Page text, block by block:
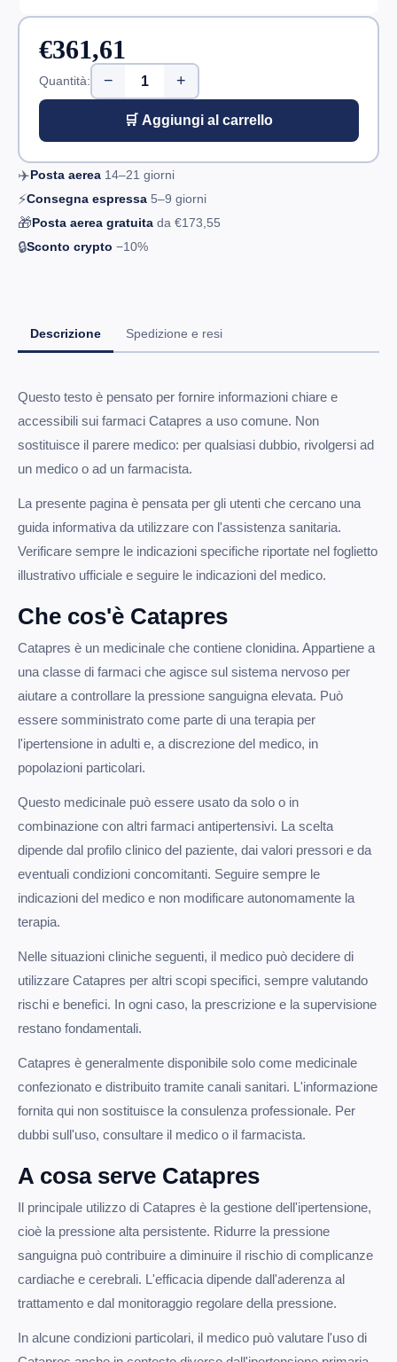
€361,61
Quantità: − +
🛒 Aggiungi al carrello
✈️Posta aerea 14–21 giorni
⚡Consegna espressa 5–9 giorni
🎁Posta aerea gratuita da €173,55
🔒Sconto crypto −10%
Descrizione Spedizione e resi
Questo testo è pensato per fornire informazioni chiare e
accessibili sui farmaci Catapres a uso comune. Non
sostituisce il parere medico: per qualsiasi dubbio, rivolgersi ad
un medico o ad un farmacista.
La presente pagina è pensata per gli utenti che cercano una
guida informativa da utilizzare con l'assistenza sanitaria.
Verificare sempre le indicazioni specifiche riportate nel foglietto
illustrativo ufficiale e seguire le indicazioni del medico.
Che cos'è Catapres
Catapres è un medicinale che contiene clonidina. Appartiene a
una classe di farmaci che agisce sul sistema nervoso per
aiutare a controllare la pressione sanguigna elevata. Può
essere somministrato come parte di una terapia per
l'ipertensione in adulti e, a discrezione del medico, in
popolazioni particolari.
Questo medicinale può essere usato da solo o in
combinazione con altri farmaci antipertensivi. La scelta
dipende dal profilo clinico del paziente, dai valori pressori e da
eventuali condizioni concomitanti. Seguire sempre le
indicazioni del medico e non modificare autonomamente la
terapia.
Nelle situazioni cliniche seguenti, il medico può decidere di
utilizzare Catapres per altri scopi specifici, sempre valutando
rischi e benefici. In ogni caso, la prescrizione e la supervisione
restano fondamentali.
Catapres è generalmente disponibile solo come medicinale
confezionato e distribuito tramite canali sanitari. L'informazione
fornita qui non sostituisce la consulenza professionale. Per
dubbi sull'uso, consultare il medico o il farmacista.
A cosa serve Catapres
Il principale utilizzo di Catapres è la gestione dell'ipertensione,
cioè la pressione alta persistente. Ridurre la pressione
sanguigna può contribuire a diminuire il rischio di complicanze
cardiache e cerebrali. L'efficacia dipende dall'aderenza al
trattamento e dal monitoraggio regolare della pressione.
In alcune condizioni particolari, il medico può valutare l'uso di